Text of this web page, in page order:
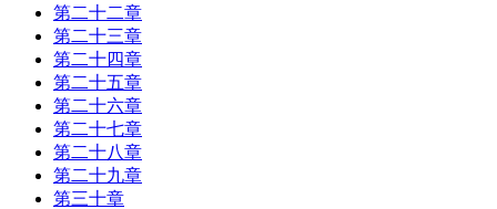
第二十二章
第二十三章
第二十四章
第二十五章
第二十六章
第二十七章
第二十八章
第二十九章
第三十章